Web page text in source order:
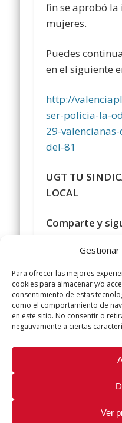
Para ofrecer las mejores
cookies para almacenar y/o
consentimiento de estas
como el comportamiento de
en este sitio. No consentir o
negativamente a ciertas
Ver
fin se aprobó
mujeres.
Puedes
en el siguiente
http://
ser-policia-la-
29-
del-81
UGT TU
LOCAL
Comparte y
https://
#
+Sindicato
twitter.com/
http://
Did you like this